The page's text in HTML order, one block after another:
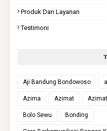
Produk Dan Layanan
Testimoni
Aji Bandung Bondowoso
Azima Azimat
Bolo Sewu Bonding